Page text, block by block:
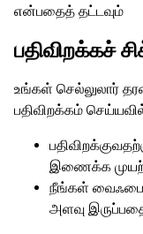
என்பதைத் தட்டவும்
பதிவிறக்கச்
உங்கள் செல்லுலார்
பதிவிறக்கம்
இணைக்க
நீங்கள்
அளவு